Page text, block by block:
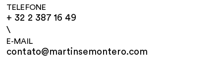
TELEFONE
+ 32 2 387 16 49
\
E-MAIL
contato@martinsemontero.com